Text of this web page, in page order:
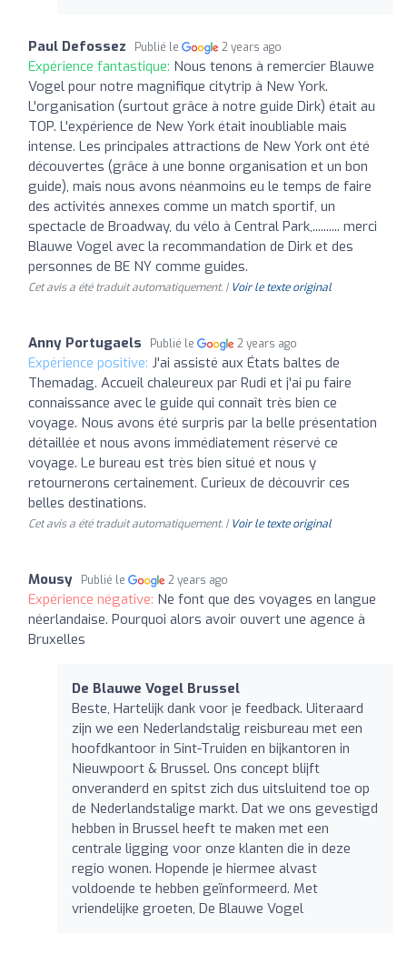
Paul Defossez Publié le 2 years ago
Expérience fantastique: Nous tenons à remercier Blauwe
Vogel pour notre magnifique citytrip à New York.
L'organisation (surtout grâce à notre guide Dirk) était au
TOP. L'expérience de New York était inoubliable mais
intense. Les principales attractions de New York ont été
découvertes (grâce à une bonne organisation et un bon
guide), mais nous avons néanmoins eu le temps de faire
des activités annexes comme un match sportif, un
spectacle de Broadway, du vélo à Central Park,.......... merci
Blauwe Vogel avec la recommandation de Dirk et des
personnes de BE NY comme guides.
Cet avis a été traduit automatiquement. | Voir le texte original
Anny Portugaels Publié le 2 years ago
Expérience positive: J'ai assisté aux États baltes de
Themadag. Accueil chaleureux par Rudi et j'ai pu faire
connaissance avec le guide qui connaît très bien ce
voyage. Nous avons été surpris par la belle présentation
détaillée et nous avons immédiatement réservé ce
voyage. Le bureau est très bien situé et nous y
retournerons certainement. Curieux de découvrir ces
belles destinations.
Cet avis a été traduit automatiquement. | Voir le texte original
Mousy Publié le 2 years ago
Expérience négative: Ne font que des voyages en langue
néerlandaise. Pourquoi alors avoir ouvert une agence à
Bruxelles
De Blauwe Vogel Brussel
Beste, Hartelijk dank voor je feedback. Uiteraard
zijn we een Nederlandstalig reisbureau met een
hoofdkantoor in Sint-Truiden en bijkantoren in
Nieuwpoort & Brussel. Ons concept blijft
onveranderd en spitst zich dus uitsluitend toe op
de Nederlandstalige markt. Dat we ons gevestigd
hebben in Brussel heeft te maken met een
centrale ligging voor onze klanten die in deze
regio wonen. Hopende je hiermee alvast
voldoende te hebben geïnformeerd. Met
vriendelijke groeten, De Blauwe Vogel